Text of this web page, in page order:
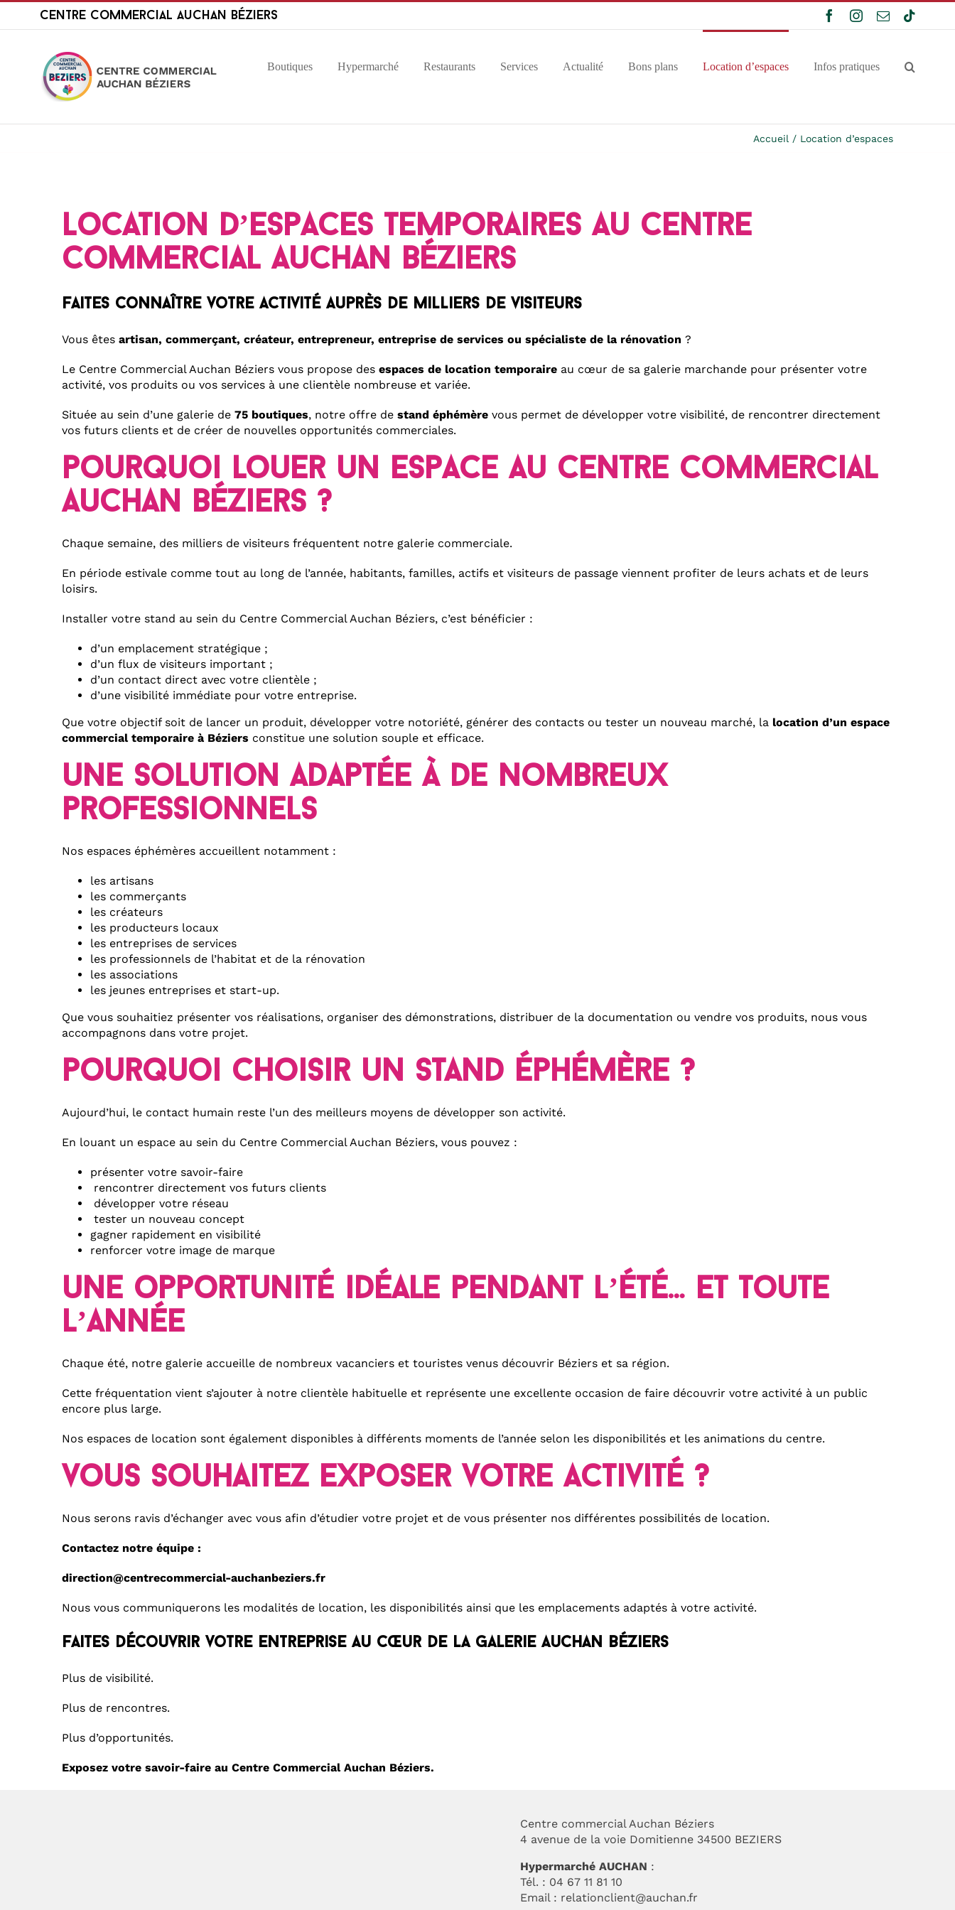
Passer
Centre Commercial Auchan Béziers FacebookInstagram
EmailTiktok
Boutiques Hypermarché Restaurants Services Actualité Bons plans Location d’espaces Infos pratiques
Accueil Location d’espaces
Location d’espaces temporaires au Centre
Commercial Auchan Béziers
Faites connaître votre activité auprès de milliers de visiteurs
Vous êtes artisan, commerçant, créateur, entrepreneur, entreprise de services ou spécialiste de la rénovation ?
Le Centre Commercial Auchan Béziers vous propose des espaces de location temporaire au cœur de sa galerie marchande pour présenter votre
activité, vos produits ou vos services à une clientèle nombreuse et variée.
Située au sein d’une galerie de 75 boutiques, notre offre de stand éphémère vous permet de développer votre visibilité, de rencontrer directement
vos futurs clients et de créer de nouvelles opportunités commerciales.
pourquoi louer un espace au Centre Commercial
Auchan Béziers ?
Chaque semaine, des milliers de visiteurs fréquentent notre galerie commerciale.
En période estivale comme tout au long de l’année, habitants, familles, actifs et visiteurs de passage viennent profiter de leurs achats et de leurs
loisirs.
Installer votre stand au sein du Centre Commercial Auchan Béziers, c’est bénéficier :
d’un emplacement stratégique ;
d’un flux de visiteurs important ;
d’un contact direct avec votre clientèle ;
d’une visibilité immédiate pour votre entreprise.
Que votre objectif soit de lancer un produit, développer votre notoriété, générer des contacts ou tester un nouveau marché, la location d’un espace
commercial temporaire à Béziers constitue une solution souple et efficace.
une solution adaptée à de nombreux
professionnels
Nos espaces éphémères accueillent notamment :
les artisans
les commerçants
les créateurs
les producteurs locaux
les entreprises de services
les professionnels de l’habitat et de la rénovation
les associations
les jeunes entreprises et start-up.
Que vous souhaitiez présenter vos réalisations, organiser des démonstrations, distribuer de la documentation ou vendre vos produits, nous vous
accompagnons dans votre projet.
pourquoi choisir un stand éphémère ?
Aujourd’hui, le contact humain reste l’un des meilleurs moyens de développer son activité.
En louant un espace au sein du Centre Commercial Auchan Béziers, vous pouvez :
présenter votre savoir-faire
rencontrer directement vos futurs clients
développer votre réseau
tester un nouveau concept
gagner rapidement en visibilité
renforcer votre image de marque
une opportunité idéale pendant l’été… et toute
l’année
Chaque été, notre galerie accueille de nombreux vacanciers et touristes venus découvrir Béziers et sa région.
Cette fréquentation vient s’ajouter à notre clientèle habituelle et représente une excellente occasion de faire découvrir votre activité à un public
encore plus large.
Nos espaces de location sont également disponibles à différents moments de l’année selon les disponibilités et les animations du centre.
vous souhaitez exposer votre activité ?
Nous serons ravis d’échanger avec vous afin d’étudier votre projet et de vous présenter nos différentes possibilités de location.
Contactez notre équipe :
direction@centrecommercial-auchanbeziers.fr
Nous vous communiquerons les modalités de location, les disponibilités ainsi que les emplacements adaptés à votre activité.
Faites découvrir votre entreprise au cœur de la galerie Auchan Béziers
Plus de visibilité.
Plus de rencontres.
Plus d’opportunités.
Exposez votre savoir-faire au Centre Commercial Auchan Béziers.
Centre commercial Auchan Béziers
4 avenue de la voie Domitienne 34500 BEZIERS
Hypermarché AUCHAN :
Tél. : 04 67 11 81 10
Email : relationclient@auchan.fr